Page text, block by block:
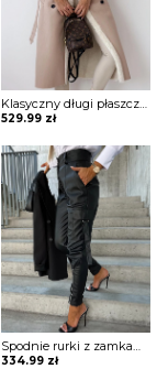
Klasyczny długi płaszcz z futrem i paskiem Sherri
529.99 zł
Spodnie rurki z zamkami Arvida
334.99 zł